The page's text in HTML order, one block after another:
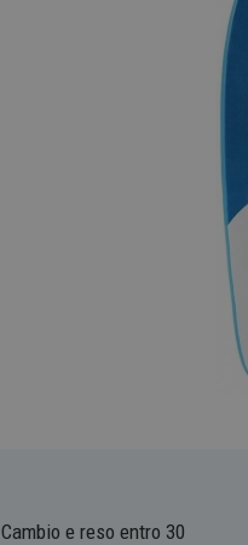
Cambio e reso entro 30